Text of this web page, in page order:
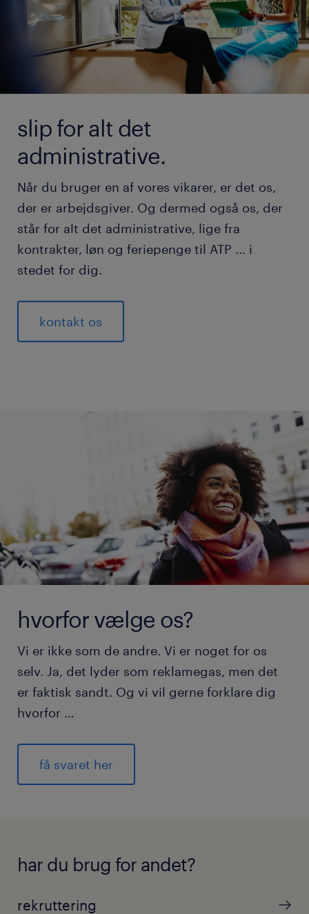
slip for alt det
administrative.
Når du bruger en af vores vikarer, er det os,
der er arbejdsgiver. Og dermed også os, der
står for alt det administrative, lige fra
kontrakter, løn og feriepenge til ATP ... i
stedet for dig.
kontakt os
hvorfor vælge os?
Vi er ikke som de andre. Vi er noget for os
selv. Ja, det lyder som reklamegas, men det
er faktisk sandt. Og vi vil gerne forklare dig
hvorfor …
få svaret her
har du brug for andet?
rekruttering